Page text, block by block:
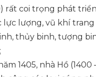
rất coi trọng phát
lực lượng, vũ khí
thủy binh, tượng
1405, nhà Hồ (1400